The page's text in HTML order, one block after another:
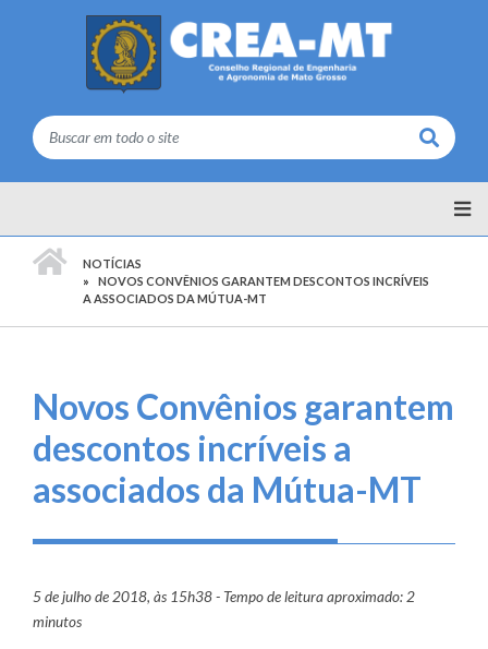
Buscar
NOTÍCIAS
NOVOS CONVÊNIOS GARANTEM DESCONTOS INCRÍVEIS
A ASSOCIADOS DA MÚTUA-MT
Novos Convênios garantem
descontos incríveis a
associados da Mútua-MT
5 de julho de 2018, às 15h38 - Tempo de leitura aproximado: 2
minutos